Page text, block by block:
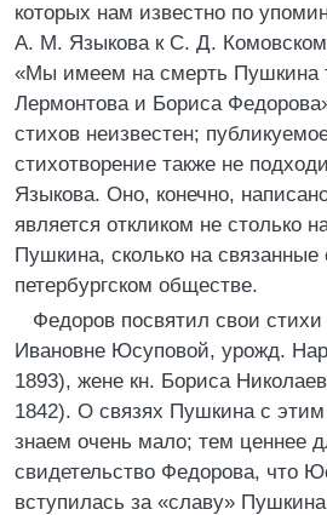
которых нам известно по
А. М. Языкова к С. Д.
«Мы имеем на смерть Пушкина
Лермонтова и Бориса
стихов неизвестен;
стихотворение также не
Языкова. Оно, конечно,
является откликом не столько
Пушкина, сколько на
петербургском обществе.
Федоров посвятил свои стихи
Ивановне Юсуповой, урожд.
1893), жене кн. Бориса
1842). О связях Пушкина с
знаем очень мало; тем ценнее
свидетельство Федорова, что
вступилась за «славу» Пушкина